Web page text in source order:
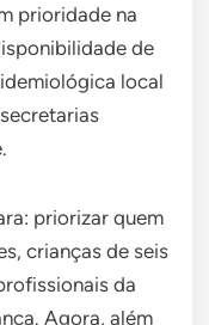
prioridade na
de
local
priorizar quem
crianças de seis
da
Agora, além